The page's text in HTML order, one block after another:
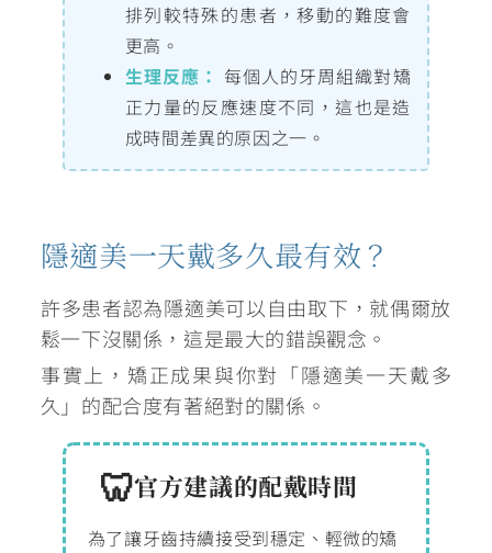
排列較特殊的患者，移動的難度會
更高。
生理反應： 每個人的牙周組織對矯
正力量的反應速度不同，這也是造
成時間差異的原因之一。
隱適美一天戴多久最有效？
許多患者認為隱適美可以自由取下，就偶爾放
鬆一下沒關係，這是最大的錯誤觀念。
事實上，矯正成果與你對「隱適美一天戴多
久」的配合度有著絕對的關係。
官方建議的配戴時間
為了讓牙齒持續接受到穩定、輕微的矯